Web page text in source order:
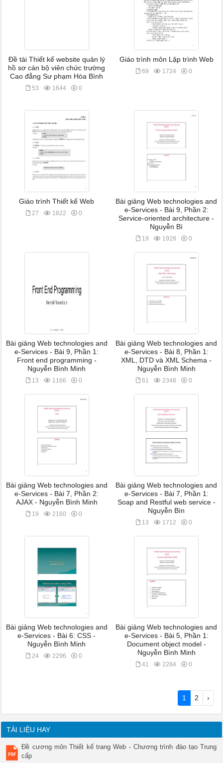
Đề tài Thiết kế website quản lý
hồ sơ cán bộ viên chức trường
Cao đẳng Sư phạm Hòa Bình
53 1644 0
Giáo trình môn Lập trình Web
69 1724 0
Giáo trình Thiết kế Web
27 1822 0
Bài giảng Web technologies and
e-Services - Bài 9, Phần 2:
Service-oriented architecture -
Nguyễn Bì
19 1928 0
Bài giảng Web technologies and
e-Services - Bài 9, Phần 1:
Front end programming -
Nguyễn Bình Minh
13 1166 0
Bài giảng Web technologies and
e-Services - Bài 8, Phần 1:
XML, DTD và XML Schema -
Nguyễn Bình Minh
61 2348 0
Bài giảng Web technologies and
e-Services - Bài 7, Phần 2:
AJAX - Nguyễn Bình Minh
19 2160 0
Bài giảng Web technologies and
e-Services - Bài 7, Phần 1:
Soap and Restful web service -
Nguyễn Bìn
13 1712 0
Bài giảng Web technologies and
e-Services - Bài 6: CSS -
Nguyễn Bình Minh
24 2296 0
Bài giảng Web technologies and
e-Services - Bài 5, Phần 1:
Document object model -
Nguyễn Bình Minh
41 2284 0
1 2 ›
TÀI LIỆU HAY
Đề cương môn Thiết kế trang Web - Chương trình đào tạo Trung
cấp